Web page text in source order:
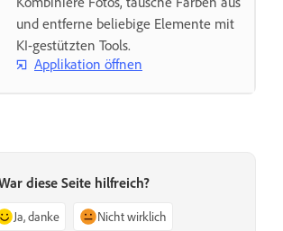
und entferne beliebige Elemente mit
KI-gestützten Tools.
Applikation öffnen
diese Seite hilfreich?
Ja, danke Nicht wirklich